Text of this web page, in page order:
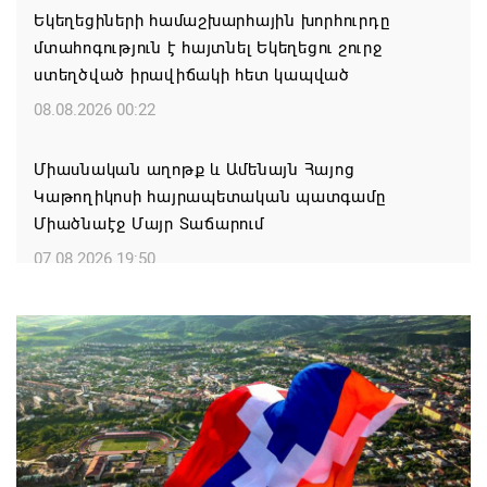
Եկեղեցիների համաշխարհային խորհուրդը
մտահոգություն է հայտնել Եկեղեցու շուրջ
ստեղծված իրավիճակի հետ կապված
08.08.2026 00:22
Միասնական աղոթք և Ամենայն Հայոց
Կաթողիկոսի հայրապետական պատգամը
Միածնաէջ Մայր Տաճարում
07.08.2026 19:50
Ժամանակակից Բելառուսին պակասում է այն
կառավարման համակարգը, որը կար խորհրդային
ժամանակներում, հայտարարել է Ալեքսանդր
Լուկաշենկոն
07.08.2026 17:16